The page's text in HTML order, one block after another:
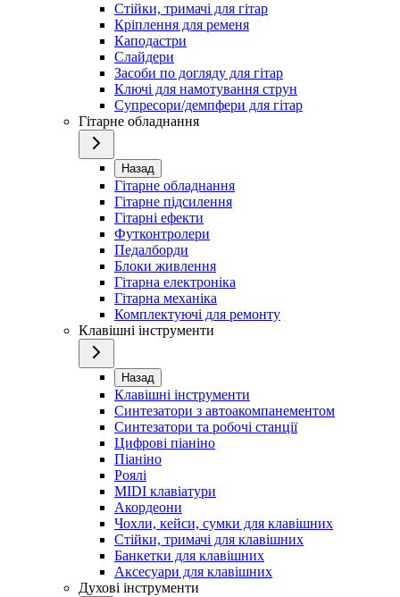
Стійки, тримачі для гітар
Кріплення для ременя
Каподастри
Слайдери
Засоби по догляду для гітар
Ключі для намотування струн
Супресори/демпфери для гітар
Гітарне обладнання
Назад
Гітарне обладнання
Гітарне підсилення
Гітарні ефекти
Футконтролери
Педалборди
Блоки живлення
Гітарна електроніка
Гітарна механіка
Комплектуючі для ремонту
Клавішні інструменти
Назад
Клавішні інструменти
Синтезатори з автоакомпанементом
Синтезатори та робочі станції
Цифрові піаніно
Піаніно
Роялі
MIDI клавіатури
Акордеони
Чохли, кейси, сумки для клавішних
Стійки, тримачі для клавішних
Банкетки для клавішних
Аксесуари для клавішних
Духові інструменти